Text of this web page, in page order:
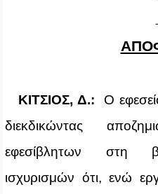
ΚΙΤΣΙΟΣ, Δ.:
Ο
διεκδικώντας
εφεσίβλητων στη
ισχυρισμών ότι, ενώ